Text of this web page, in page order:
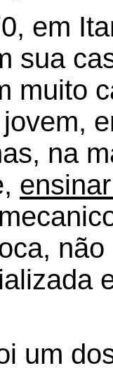
em
sua
muito
na
um